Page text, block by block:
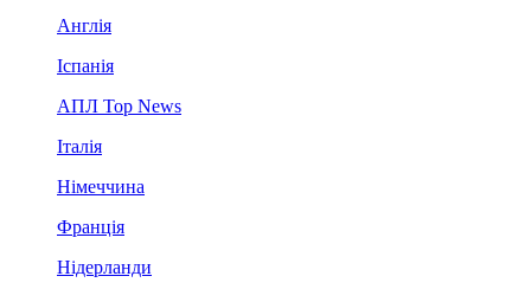
Англія
Іспанія
АПЛ Top News
Італія
Німеччина
Франція
Нідерланди